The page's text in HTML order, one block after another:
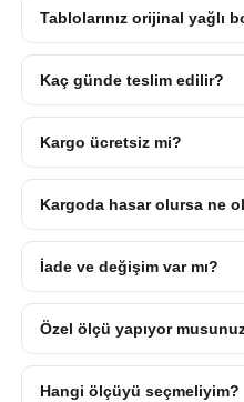
Tablolarınız orijinal yağlı
Kaç günde teslim edilir?
Kargo ücretsiz mi?
Kargoda hasar olursa ne
İade ve değişim var mı?
Özel ölçü yapıyor
Hangi ölçüyü seçmeliyim?